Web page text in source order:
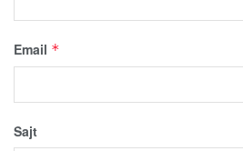
Email *
Sajt